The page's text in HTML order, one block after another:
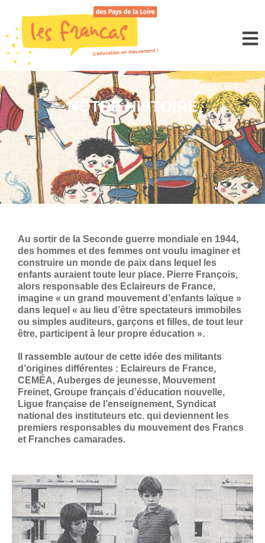
Panneau de gestion des cookies
NOTRE HISTOIRE
Au sortir de la Seconde guerre mondiale en 1944,
des hommes et des femmes ont voulu imaginer et
construire un monde de paix dans lequel les
enfants auraient toute leur place. Pierre François,
alors responsable des Eclaireurs de France,
imagine « un grand mouvement d’enfants laïque »
dans lequel « au lieu d’être spectateurs immobiles
ou simples auditeurs, garçons et filles, de tout leur
être, participent à leur propre éducation ».
Il rassemble autour de cette idée des militants
d’origines différentes : Eclaireurs de France,
CEMÉA, Auberges de jeunesse, Mouvement
Freinet, Groupe français d’éducation nouvelle,
Ligue française de l’enseignement, Syndicat
national des instituteurs etc. qui deviennent les
premiers responsables du mouvement des Francs
et Franches camarades.